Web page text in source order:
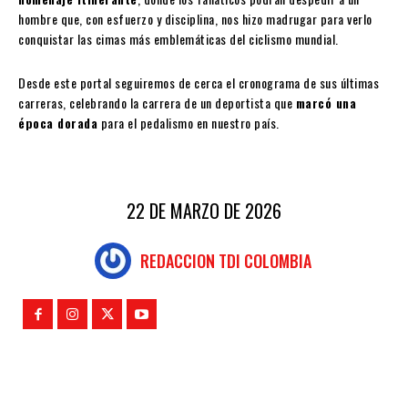
hombre que, con esfuerzo y disciplina, nos hizo madrugar para verlo
conquistar las cimas más emblemáticas del ciclismo mundial.
Desde este portal seguiremos de cerca el cronograma de sus últimas
carreras, celebrando la carrera de un deportista que marcó una
época dorada para el pedalismo en nuestro país.
22 DE MARZO DE 2026
REDACCION TDI COLOMBIA